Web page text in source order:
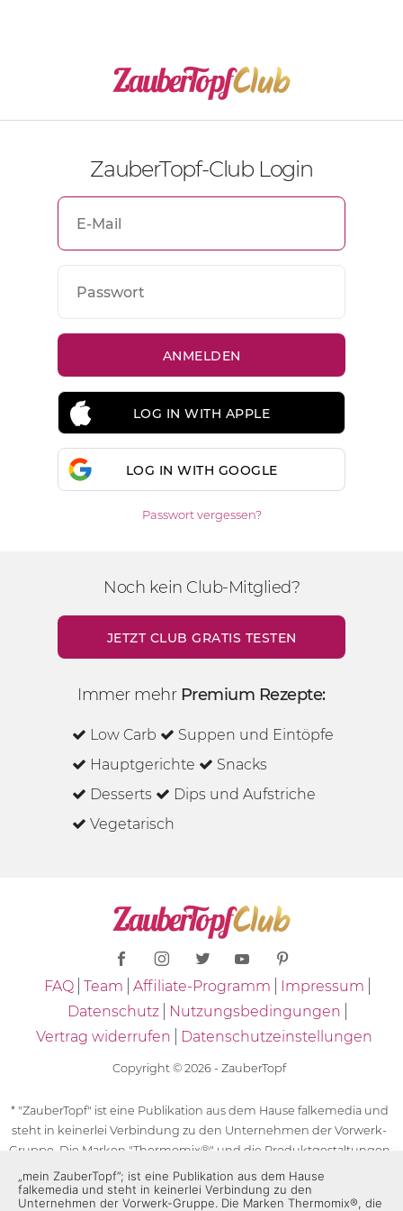
ZauberTopf-Club Login
LOG IN WITH APPLE
LOG IN WITH GOOGLE
Passwort vergessen?
Noch kein Club-Mitglied?
JETZT CLUB GRATIS TESTEN
Immer mehr Premium Rezepte:
Low Carb
Suppen und Eintöpfe
Hauptgerichte
Snacks
Desserts
Dips und Aufstriche
Vegetarisch
FAQ Team Affiliate-Programm
Impressum
Datenschutz
Nutzungsbedingungen
Vertrag widerrufen
Datenschutzeinstellungen
Copyright © 2026 - ZauberTopf
* "ZauberTopf" ist eine Publikation aus dem Hause falkemedia und
steht in keinerlei Verbindung zu den Unternehmen der Vorwerk-
Gruppe. Die Marken "Thermomix®" und die Produktgestaltungen
des "Thermomix®" sind eingetragene Marken der Unternehmen
der Vorwerk-Gruppe. Die Marken Thermomix®, die Zeichen TM5®,
„mein ZauberTopf”; ist eine Publikation aus dem Hause
falkemedia und steht in keinerlei Verbindung zu den
Unternehmen der Vorwerk-Gruppe. Die Marken Thermomix®, die